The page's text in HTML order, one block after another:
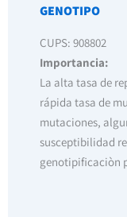
GENOTIPO
CUPS: 908802
Importancia:
La alta tasa de
rápida tasa de
mutaciones,
susceptibilidad
genotipificaciòn